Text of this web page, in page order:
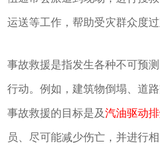
运送等工作，帮助受灾群众度过
事故救援是指发生各种不可预
行动。例如，建筑物倒塌、道路
事故救援的目标是及汽油驱动
员、尽可能减少伤亡，并进行